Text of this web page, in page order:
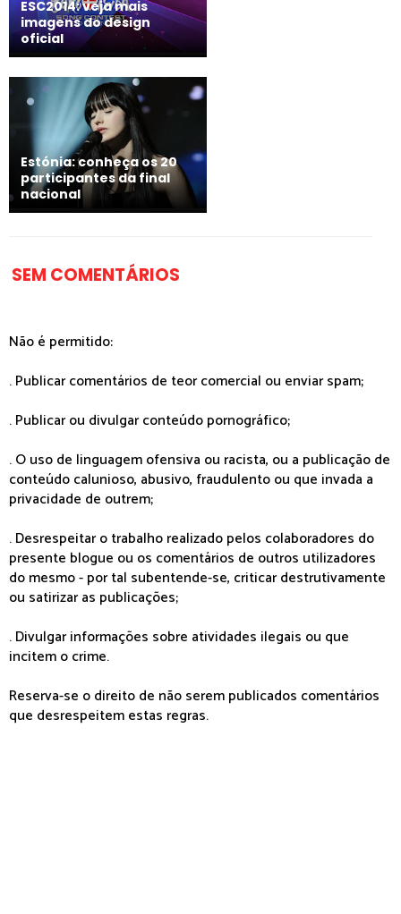
ESC2014: veja mais
imagens do design
oficial
Estónia: conheça os 20
participantes da final
nacional
SEM COMENTÁRIOS
Não é permitido:
. Publicar comentários de teor comercial ou enviar spam;
. Publicar ou divulgar conteúdo pornográfico;
. O uso de linguagem ofensiva ou racista, ou a publicação de
conteúdo calunioso, abusivo, fraudulento ou que invada a
privacidade de outrem;
. Desrespeitar o trabalho realizado pelos colaboradores do
presente blogue ou os comentários de outros utilizadores
do mesmo - por tal subentende-se, criticar destrutivamente
ou satirizar as publicações;
. Divulgar informações sobre atividades ilegais ou que
incitem o crime.
Reserva-se o direito de não serem publicados comentários
que desrespeitem estas regras.